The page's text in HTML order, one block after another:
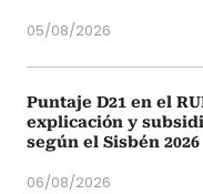
05/08/2026
Puntaje D21 en el
explicación y
según el Sisbén 2026
06/08/2026